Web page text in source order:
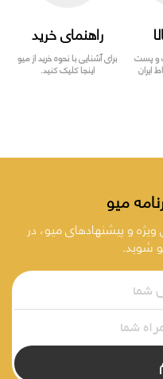
و پست
ایران
راهنمای خرید
برای آشنایی با نحوه خرید از میو
اینجا کلیک کنید.
میو
و پیشنهادهای میو، در
شوید.